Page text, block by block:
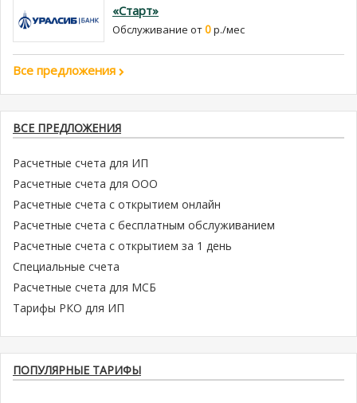
«Старт»
Обслуживание от0р./мес
Все предложения
ВСЕ ПРЕДЛОЖЕНИЯ
Расчетные счета для ИП
Расчетные счета для ООО
Расчетные счета с открытием онлайн
Расчетные счета с бесплатным обслуживанием
Расчетные счета с открытием за 1 день
Специальные счета
Расчетные счета для МСБ
Тарифы РКО для ИП
ПОПУЛЯРНЫЕ ТАРИФЫ